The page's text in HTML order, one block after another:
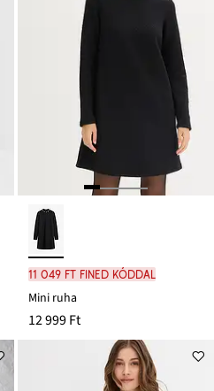
11 049 Ft FINED kóddal
Mini ruha
12 999 Ft